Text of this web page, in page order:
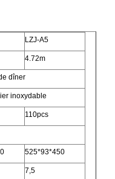
LZJ-A5
4.72m
dîner
inoxydable
110pcs
525*93*450
7,5